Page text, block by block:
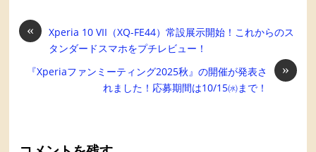
«
Xperia 10 VII（XQ-FE44）常設展示開始！これからのス
タンダードスマホをプチレビュー！
»
『Xperiaファンミーティング2025秋』の開催が発表さ
れました！応募期間は10/15㈬まで！